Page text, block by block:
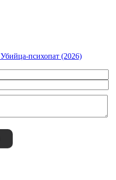
Убийца-психопат (2026)